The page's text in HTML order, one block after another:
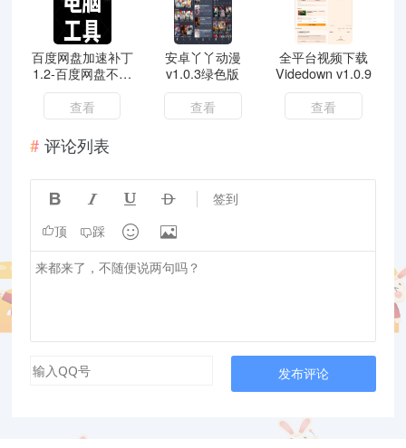
百度网盘加速补丁
1.2-百度网盘不限
速下载
查看
安卓丫丫动漫
v1.0.3绿色版
查看
全平台视频下载
Videdown v1.0.9
查看
评论列表
    签到
顶 踩  
发布评论